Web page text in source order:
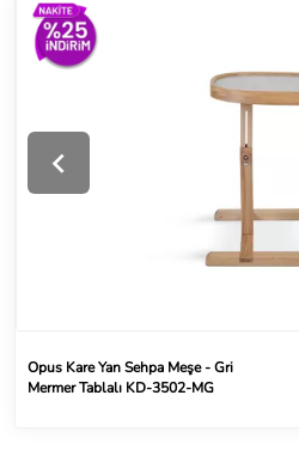
Opus Kare Yan Sehpa Meşe - Gri
Mermer Tablalı KD-3502-MG